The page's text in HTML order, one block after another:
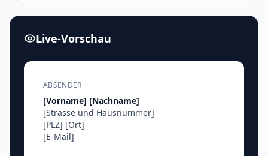
Live-Vorschau
ABSENDER
[Vorname] [Nachname]
[Strasse und Hausnummer]
[PLZ] [Ort]
[E-Mail]